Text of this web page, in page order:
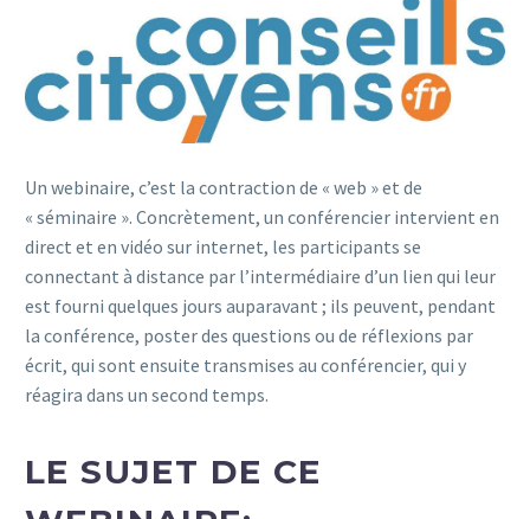
Un webinaire, c’est la contraction de « web » et de
« séminaire ». Concrètement, un conférencier intervient en
direct et en vidéo sur internet, les participants se
connectant à distance par l’intermédiaire d’un lien qui leur
est fourni quelques jours auparavant ; ils peuvent, pendant
la conférence, poster des questions ou de réflexions par
écrit, qui sont ensuite transmises au conférencier, qui y
réagira dans un second temps.
LE SUJET DE CE